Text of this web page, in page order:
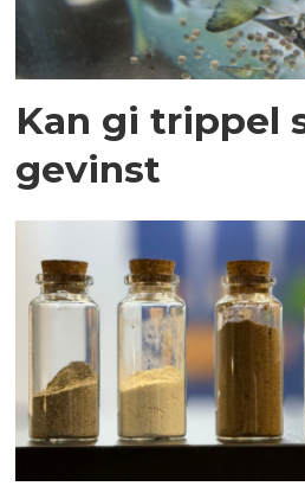
Kan gi trippel
gevinst